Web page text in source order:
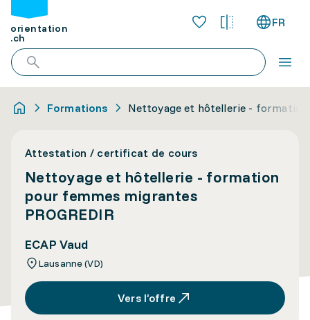
orientation
.ch
FR
Formations Nettoyage et hôtellerie - formation
Attestation / certificat de cours
Nettoyage et hôtellerie - formation
pour femmes migrantes
PROGREDIR
ECAP Vaud
Lausanne (VD)
Vers l’offre